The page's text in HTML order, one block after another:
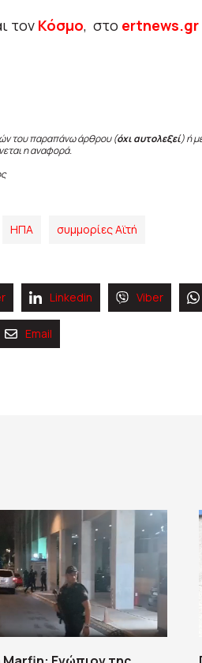
τον Κόσμο, στο ertnews.gr
του παραπάνω άρθρου (όχι αυτολεξεί) ή
η αναφορά.
ΗΠΑ συμμορίες Αϊτή
Linkedin Viber
Email